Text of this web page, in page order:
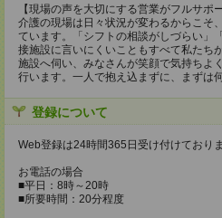
【現場の声を大切にする営業がフルサポー
介護の現場は日々状況が変わるからこそ
ています。「シフトの相談がしづらい」
接施設に言いにくいこともすべて私たち
施設へ伺い、みなさんが笑顔で気持ちよ
行います。一人で抱え込まずに、まずは
登録について
Web登録は24時間365日受け付けており
お電話の場合
■平日：8時～20時
■所要時間：20分程度